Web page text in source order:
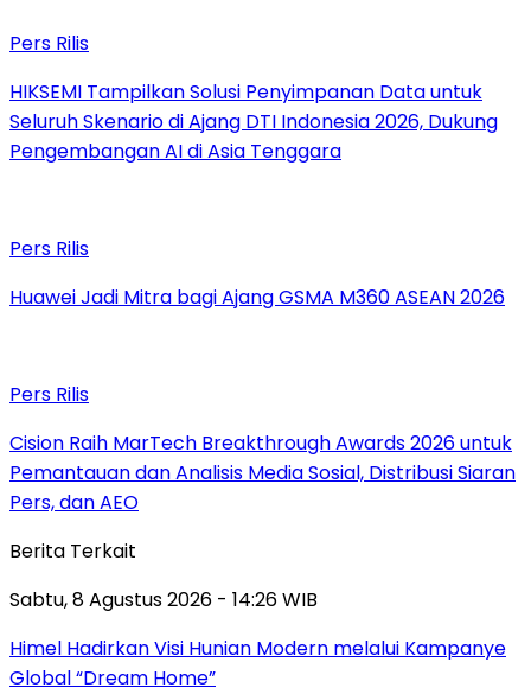
Pers Rilis
HIKSEMI Tampilkan Solusi Penyimpanan Data untuk
Seluruh Skenario di Ajang DTI Indonesia 2026, Dukung
Pengembangan AI di Asia Tenggara
Pers Rilis
Huawei Jadi Mitra bagi Ajang GSMA M360 ASEAN 2026
Pers Rilis
Cision Raih MarTech Breakthrough Awards 2026 untuk
Pemantauan dan Analisis Media Sosial, Distribusi Siaran
Pers, dan AEO
Berita Terkait
Sabtu, 8 Agustus 2026 - 14:26 WIB
Himel Hadirkan Visi Hunian Modern melalui Kampanye
Global “Dream Home”